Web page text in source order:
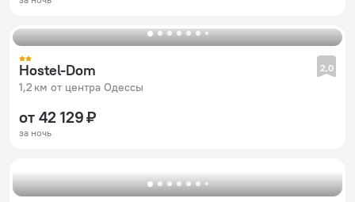
Hostel-Dom
1,2 км от центра Одессы
2,0
от 42 129 ₽
за ночь